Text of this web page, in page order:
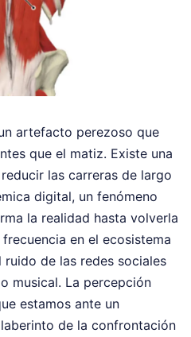
artefacto perezoso que
que el matiz. Existe una
las carreras de largo
digital, un fenómeno
la realidad hasta volverla
en el ecosistema
de las redes sociales
musical. La percepción
estamos ante un
de la confrontación